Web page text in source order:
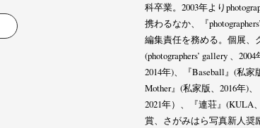
科卒業。2003年より
携わるなか、『
編集責任を務める。個展、
(photographers’ gallery 、
2014年)、『Baseball』(私家
Mother』(私家版、2016年)
2021年）、『連荘』(KULA
賞、さがみはら写真新人奨